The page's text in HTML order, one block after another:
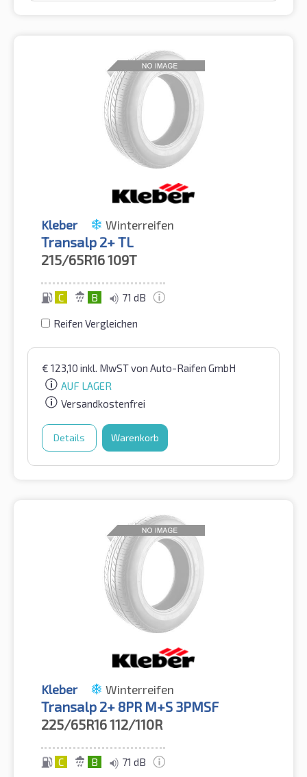
Kleber Winterreifen
Transalp 2+ TL
215/65R16109T
C B 71 dB
Reifen Vergleichen
€ 123,10 inkl. MwSTvon Auto-Raifen GmbH
AUF LAGER
Versandkostenfrei
Details Warenkorb
Kleber Winterreifen
Transalp 2+ 8PR M+S 3PMSF
225/65R16112/110R
C B 71 dB